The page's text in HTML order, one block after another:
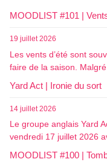
MOODLIST #101 |
19 juillet 2026
Les vents d’été sont
faire de la saison.
Yard Act | Ironie du sort
14 juillet 2026
Le groupe anglais Yard
vendredi 17 juillet 2026
MOODLIST #100 |